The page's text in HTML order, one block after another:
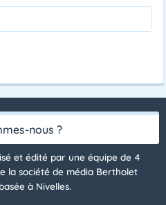
nous ?
et édité par une équipe de 4
la société de média Bertholet
à Nivelles.